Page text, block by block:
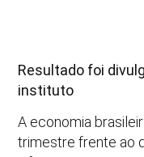
Resultado foi
instituto
A economia
trimestre frente ao